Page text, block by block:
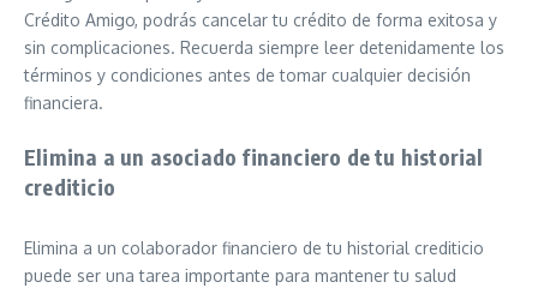
Crédito Amigo, podrás cancelar tu crédito de forma exitosa y
sin complicaciones. Recuerda siempre leer detenidamente los
términos y condiciones antes de tomar cualquier decisión
financiera.
Elimina a un asociado financiero de tu historial
crediticio
Elimina a un colaborador financiero de tu historial crediticio
puede ser una tarea importante para mantener tu salud